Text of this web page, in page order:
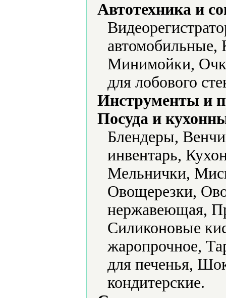
Автотехника и
автомобильные,
Минимойки,
для лобового
Инструменты и
Посуда и
Блендеры,
инвентарь,
Мельнички,
Овощерезки,
нержавеющая,
Силиконовые
жаропрочное,
для печенья,
кондитерские.